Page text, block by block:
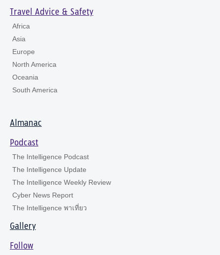
Travel Advice & Safety
Africa
Asia
Europe
North America
Oceania
South America
Almanac
Podcast
The Intelligence Podcast
The Intelligence Update
The Intelligence Weekly Review
Cyber News Report
The Intelligence พาเที่ยว
Gallery
Follow